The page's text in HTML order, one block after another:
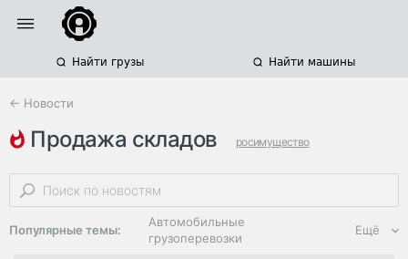
Найти грузы Найти машины
← Новости
продажа складов росимущество
арбитражный суд raven russia
Популярные темы:
Автомобильные
грузоперевозки
Ещё